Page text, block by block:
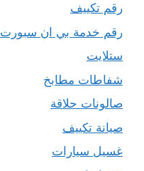
رقم تكييف
رقم خدمة بي ان سبورت
ستلايت
شفاطات مطابخ
صالونات حلاقة
صيانة تكييف
غسيل سيارات